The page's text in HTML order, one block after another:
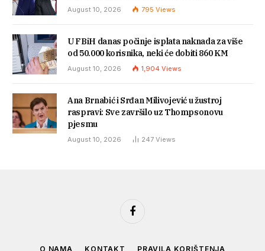
August 10, 2026 795 Views
U FBiH danas počinje isplata naknada za više
od 50.000 korisnika, neki će dobiti 860 KM
August 10, 2026 1,904 Views
Ana Brnabić i Srđan Milivojević u žustroj
raspravi: Sve završilo uz Thompsonovu
pjesmu
August 10, 2026 247 Views
Facebook
O NAMA KONTAKT PRAVILA KORIŠTENJA